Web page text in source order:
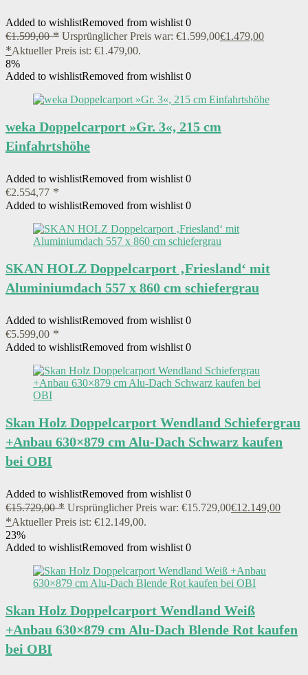
Added to wishlistRemoved from wishlist 0
€1.599,00 Ursprünglicher Preis war: €1.599,00€1.479,00
Aktueller Preis ist: €1.479,00.
8%
Added to wishlistRemoved from wishlist 0
weka Doppelcarport »Gr. 3«, 215 cm
Einfahrtshöhe
Added to wishlistRemoved from wishlist 0
€2.554,77
Added to wishlistRemoved from wishlist 0
SKAN HOLZ Doppelcarport ‚Friesland‘ mit
Aluminiumdach 557 x 860 cm schiefergrau
Added to wishlistRemoved from wishlist 0
€5.599,00
Added to wishlistRemoved from wishlist 0
Skan Holz Doppelcarport Wendland Schiefergrau
+Anbau 630×879 cm Alu-Dach Schwarz kaufen
bei OBI
Added to wishlistRemoved from wishlist 0
€15.729,00 Ursprünglicher Preis war: €15.729,00€12.149,00
Aktueller Preis ist: €12.149,00.
23%
Added to wishlistRemoved from wishlist 0
Skan Holz Doppelcarport Wendland Weiß
+Anbau 630×879 cm Alu-Dach Blende Rot kaufen
bei OBI